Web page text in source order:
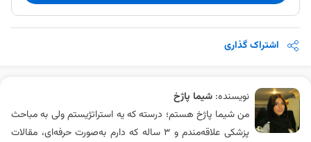
اشتراک گذاری
نویسنده: شیما پاژخ
من شیما پاژخ هستم؛ درسته که یه استراتژیستم ولی به مباحث
پزشکی علاقه‌مندم و 3 ساله که دارم به‌صورت حرفه‌ای، مقالات